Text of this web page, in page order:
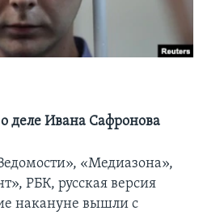
деле Ивана Сафронова
«Медиазона»,
РБК, русская версия
накануне вышли с